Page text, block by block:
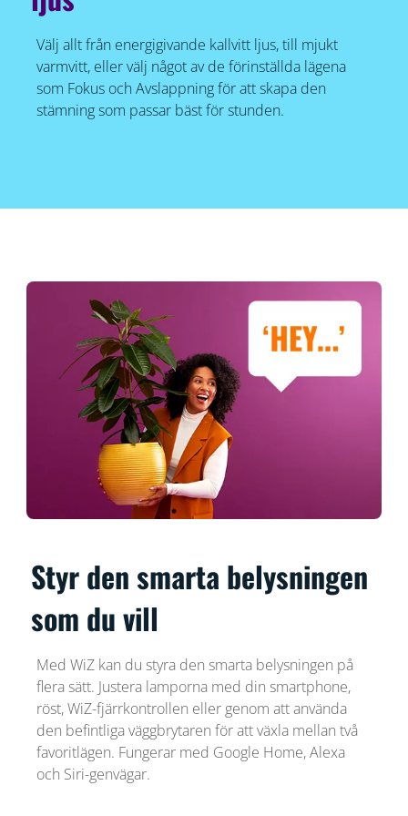
Välj allt från energigivande kallvitt ljus, till mjukt
varmvitt, eller välj något av de förinställda lägena
som Fokus och Avslappning för att skapa den
stämning som passar bäst för stunden.
Styr den smarta belysningen
som du vill
Med WiZ kan du styra den smarta belysningen på
flera sätt. Justera lamporna med din smartphone,
röst, WiZ-fjärrkontrollen eller genom att använda
den befintliga väggbrytaren för att växla mellan två
favoritlägen. Fungerar med Google Home, Alexa
och Siri-genvägar.